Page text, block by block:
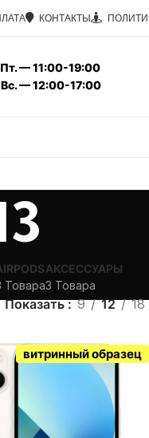
КОНТАКТЫ
— 11:00-19:00
— 12:00-17:00
Товара
АКСЕССУАРЫ
3 Товара
Показать 9 12 18
витринный образец